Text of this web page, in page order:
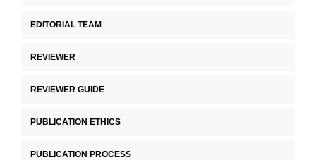
EDITORIAL TEAM
REVIEWER
REVIEWER GUIDE
PUBLICATION ETHICS
PUBLICATION PROCESS